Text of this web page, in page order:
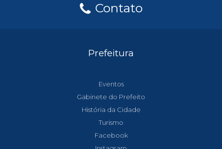
Contato
Prefeitura
Eventos
Gabinete do Prefeito
História da Cidade
Turismo
Facebook